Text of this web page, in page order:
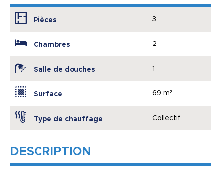
Pièces 3
Chambres 2
Salle de douches 1
Surface 69 m²
Type de chauffage Collectif
DESCRIPTION